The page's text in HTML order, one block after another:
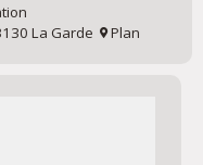
La Garde
Plan